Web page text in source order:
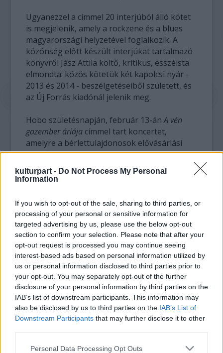
kulturpart - Do Not Process My Personal
Information
If you wish to opt-out of the sale, sharing to third parties, or
processing of your personal or sensitive information for
targeted advertising by us, please use the below opt-out
section to confirm your selection. Please note that after your
opt-out request is processed you may continue seeing
interest-based ads based on personal information utilized by
us or personal information disclosed to third parties prior to
your opt-out. You may separately opt-out of the further
disclosure of your personal information by third parties on the
IAB’s list of downstream participants. This information may
also be disclosed by us to third parties on the IAB’s List of
Downstream Participants that may further disclose it to other
Please note that this website/app uses one or more Google
Personal Data Processing Opt Outs
Ugyanezzel a címmel 20 interjúból álló kötet
is megjelenik, amely a rockzene és a blues
magyarországi helyzetével foglalkozik. A
közönség előtt készült interjúkat tartalmazó
könyvről Jász Attila költő, kritikus, esszéista
elmondta: közös kötetük két kapolcsi nyár -
2013 és 2014 - beszélgetéseiből született, és
az Új Forrás kiadónál jelenik meg.
Hobo születésnapján, február 13-ánA vén
gazember áriája címmel tart koncertet,
amelyre a bérlettulajdonosok elővásárlási
lehetőséget kapnak. A zenész elmondta:
önironikus előadásra törekszik. A tervek
szerint a koncertet vidékre, elsősorban
szabadtéren tartják májusban Budapesten.
Ezt követően a nyáron a határon túl is tervez
fellépést.
Az év végén az internetenÚton lenni a
boldogság címmel Hobo-archívum nyílik,
amelynek feltöltése már folyik. Összegyűjtik
az általa játszott zenéket és írásait:
dalszövegeket, fordításokat, színdarabokat,
novellákat, könyveket. Klippek, filmek, az
előadóestek felvételei is helyet kapnak a
gyűjteményben.